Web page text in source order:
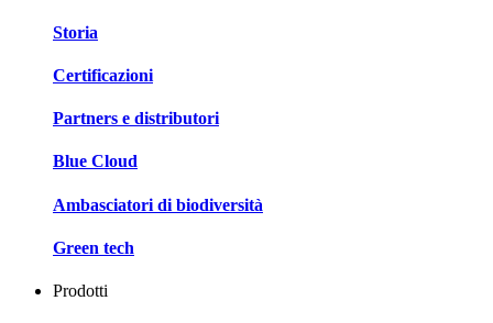
Storia
Certificazioni
Partners e distributori
Blue Cloud
Ambasciatori di biodiversità
Green tech
Prodotti